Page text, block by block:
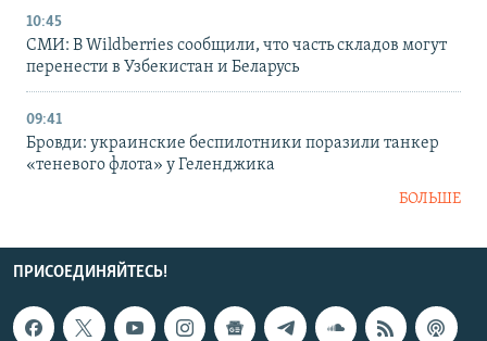
10:45
СМИ: В Wildberries сообщили, что часть складов могут
перенести в Узбекистан и Беларусь
09:41
Бровди: украинские беспилотники поразили танкер
«теневого флота» у Геленджика
БОЛЬШЕ
ПРИСОЕДИНЯЙТЕСЬ!